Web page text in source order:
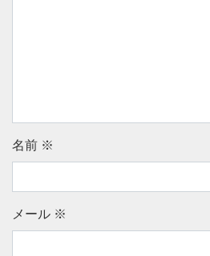
名前 ※
メール ※